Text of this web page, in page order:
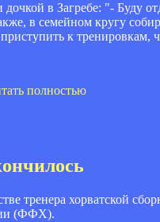
в Загребе: "- Буду
в семейном кругу
к тренировкам,
полностью
тренера хорватской
(ФФХ).